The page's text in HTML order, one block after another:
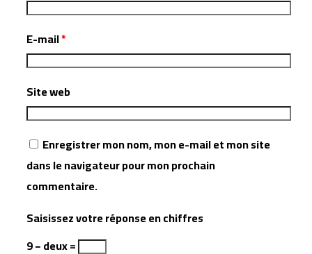
E-mail*
Site web
Enregistrer mon nom, mon e-mail et mon site
dans le navigateur pour mon prochain
commentaire.
Saisissez votre réponse en chiffres
9 − deux =